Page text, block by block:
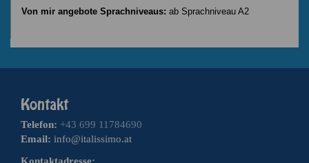
Von mir angebote Sprachniveaus: ab Sprachniveau A2
Telefon: +43 699 11784690
Email: info@italissimo.at
Kontaktadresse: